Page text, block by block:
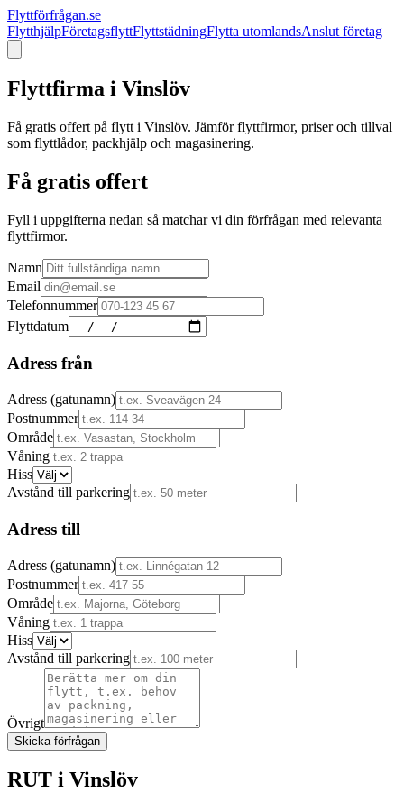
Flyttförfrågan.se
FlytthjälpFöretagsflyttFlyttstädningFlytta utomlandsAnslut företag
Flyttfirma i Vinslöv
Få gratis offert på flytt i Vinslöv. Jämför flyttfirmor, priser och tillval
som flyttlådor, packhjälp och magasinering.
Få gratis offert
Fyll i uppgifterna nedan så matchar vi din förfrågan med relevanta
flyttfirmor.
Namn
Email
Telefonnummer
Flyttdatum
Adress från
Adress (gatunamn)
Postnummer
Område
Våning
Hiss
Avstånd till parkering
Adress till
Adress (gatunamn)
Postnummer
Område
Våning
Hiss
Avstånd till parkering
Övrigt
Skicka förfrågan
RUT i Vinslöv